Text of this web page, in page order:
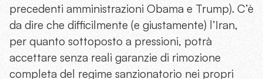
precedenti amministrazioni Obama e Trump). C’è
da dire che difficilmente (e giustamente) l’Iran,
per quanto sottoposto a pressioni, potrà
accettare senza reali garanzie di rimozione
completa del regime sanzionatorio nei propri